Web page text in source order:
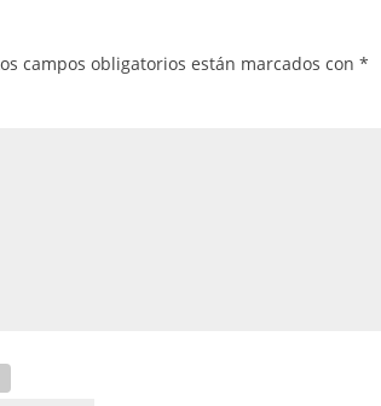
campos obligatorios están marcados con*